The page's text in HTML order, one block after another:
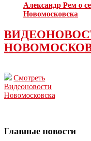
Александр Рем о
Новомосковска
Смотреть
Видеоновости
Новомосковска
Главные новости